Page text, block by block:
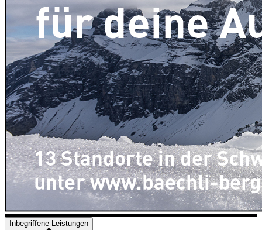
Inbegriffene Leistungen